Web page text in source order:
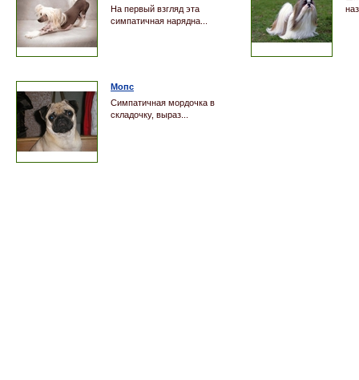
На первый взгляд эта
симпатичная нарядна...
Мопс
Симпатичная мордочка в
складочку, выраз...